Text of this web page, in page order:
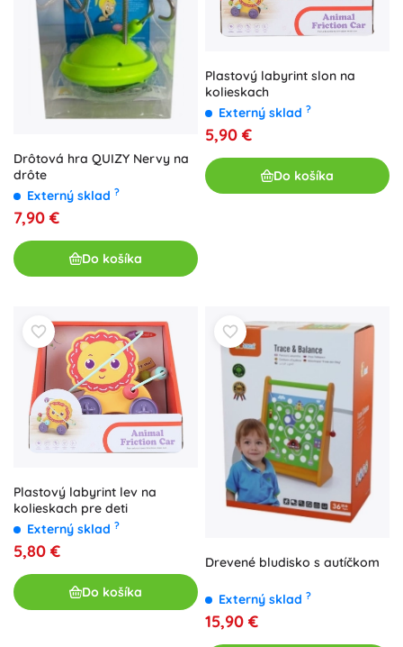
Drôtová hra QUIZY Nervy na
drôte
Externý sklad ?
7,90 €
Do košíka
Plastový labyrint slon na
kolieskach
Externý sklad ?
5,90 €
Do košíka
Plastový labyrint lev na
kolieskach pre deti
Externý sklad ?
5,80 €
Do košíka
Drevené bludisko s autíčkom
Externý sklad ?
15,90 €